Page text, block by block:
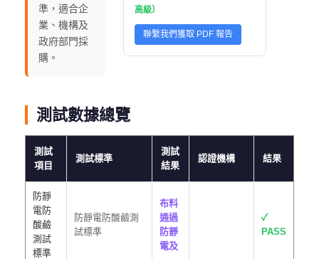
準，適合企
業、機構及
政府部門採
購。
高級）
聯繫我們獲取 PDF 報告
測試數據總覽
測試
項目
測試標準
測試
結果
認證機構 結果
防靜
電防
酸鹼
測試
標準
防靜電防酸鹼測
試標準
布料
通過
防靜
電及
✓
PASS